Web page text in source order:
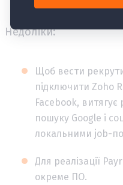
Недоліки:
Щоб вести
підключити Zoho
Facebook,
пошуку Google і
локальними job-
Для реалізації
окреме ПО.